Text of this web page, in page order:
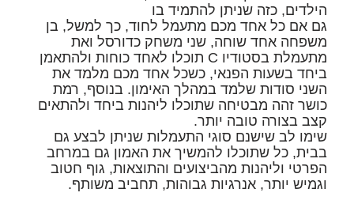
הילדים, כזה שניתן להתמיד בו
גם אם כל אחד מכם מתעמל לחוד, כך למשל, בן
משפחה אחד שוחה, שני משחק כדורסל ואת
מתעמלת בסטודיו C תוכלו לאחד כוחות ולהתאמן
ביחד בשעות הפנאי, כשכל אחד מכם מלמד את
השני סודות שלמד במהלך האימון. בנוסף, רמת
כושר זהה מבטיחה שתוכלו ליהנות ביחד ולהתאים
קצב בצורה טובה יותר.
שימו לב שישנם סוגי התעמלות שניתן לבצע גם
בבית, כל שתוכלו להמשיך את האמון גם במרחב
הפרטי וליהנות מהביצועים והתוצאות, גוף חטוב
וגמיש יותר, אנרגיות גבוהות, תחביב משותף.